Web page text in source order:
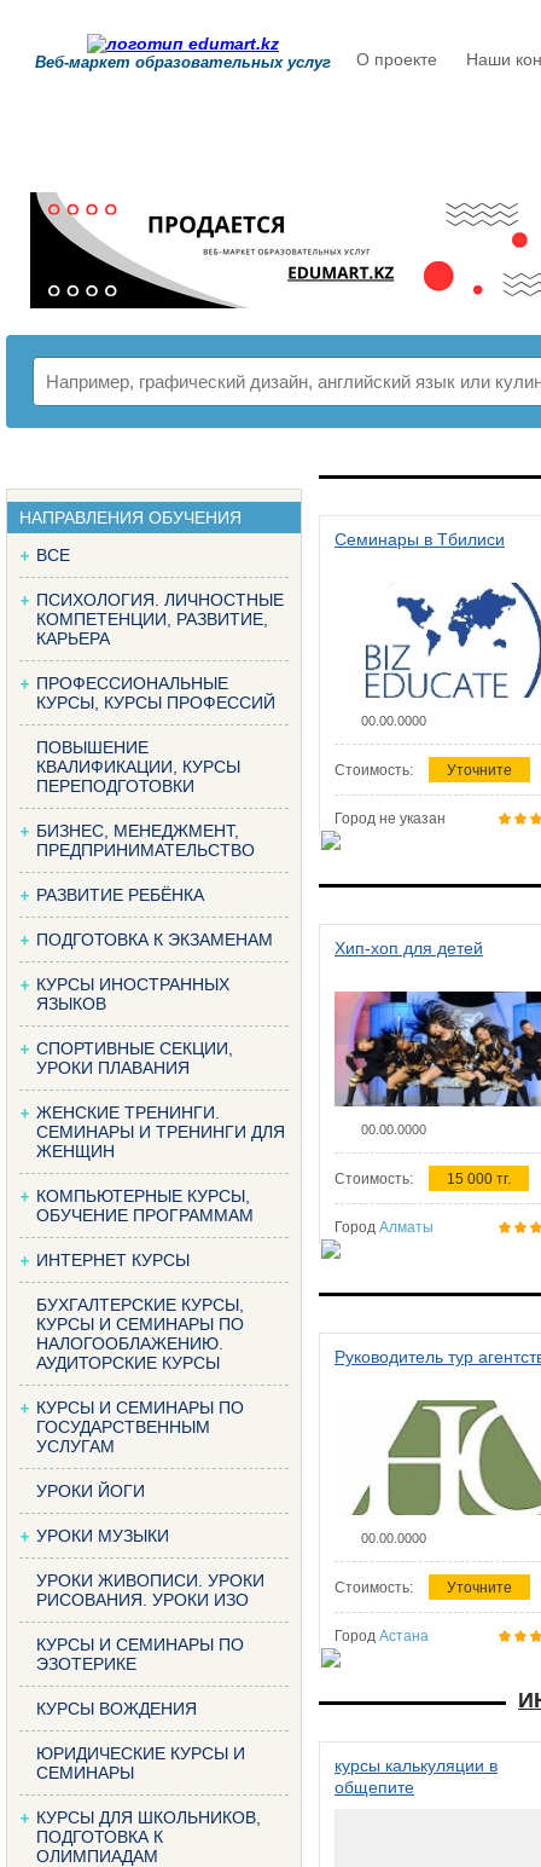
Веб-маркет образовательных услуг О проекте Наши
НАПРАВЛЕНИЯ ОБУЧЕНИЯ
ВСЕ
ПСИХОЛОГИЯ. ЛИЧНОСТНЫЕ
КОМПЕТЕНЦИИ, РАЗВИТИЕ,
КАРЬЕРА
ПРОФЕССИОНАЛЬНЫЕ
КУРСЫ, КУРСЫ ПРОФЕССИЙ
ПОВЫШЕНИЕ
КВАЛИФИКАЦИИ, КУРСЫ
ПЕРЕПОДГОТОВКИ
БИЗНЕС, МЕНЕДЖМЕНТ,
ПРЕДПРИНИМАТЕЛЬСТВО
РАЗВИТИЕ РЕБЁНКА
ПОДГОТОВКА К ЭКЗАМЕНАМ
КУРСЫ ИНОСТРАННЫХ
ЯЗЫКОВ
СПОРТИВНЫЕ СЕКЦИИ,
УРОКИ ПЛАВАНИЯ
ЖЕНСКИЕ ТРЕНИНГИ.
СЕМИНАРЫ И ТРЕНИНГИ ДЛЯ
ЖЕНЩИН
КОМПЬЮТЕРНЫЕ КУРСЫ,
ОБУЧЕНИЕ ПРОГРАММАМ
ИНТЕРНЕТ КУРСЫ
БУХГАЛТЕРСКИЕ КУРСЫ,
КУРСЫ И СЕМИНАРЫ ПО
НАЛОГООБЛАЖЕНИЮ.
АУДИТОРСКИЕ КУРСЫ
КУРСЫ И СЕМИНАРЫ ПО
ГОСУДАРСТВЕННЫМ
УСЛУГАМ
УРОКИ ЙОГИ
УРОКИ МУЗЫКИ
УРОКИ ЖИВОПИСИ. УРОКИ
РИСОВАНИЯ. УРОКИ ИЗО
КУРСЫ И СЕМИНАРЫ ПО
ЭЗОТЕРИКЕ
КУРСЫ ВОЖДЕНИЯ
ЮРИДИЧЕСКИЕ КУРСЫ И
СЕМИНАРЫ
КУРСЫ ДЛЯ ШКОЛЬНИКОВ,
ПОДГОТОВКА К
ОЛИМПИАДАМ
Семинары в Тбилиси
00.00.0000
Стоимость: Уточните
Город не указан
Хип-хоп для детей
00.00.0000
Стоимость: 15 000 тг.
Город Алматы
Руководитель тур
00.00.0000
Стоимость: Уточните
Город Астана
курсы калькуляции в
общепите